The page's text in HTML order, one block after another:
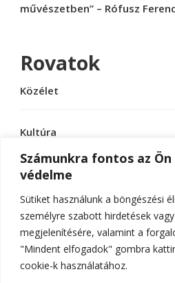
Számunkra fontos az
védelme
Sütiket használunk a böngészési
személyre szabott hirdetések
megjelenítésére, valamint a
"Mindent elfogadok" gombra
cookie-k használatához.
művészetben” – Rófusz
Rovatok
Közélet
Kultúra
Sport
Tudomány